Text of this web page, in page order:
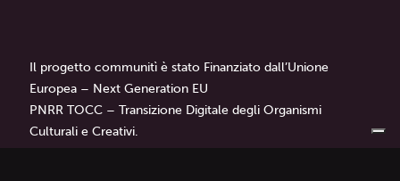
Il progetto communitì è stato Finanziato dall’Unione
Europea – Next Generation EU
PNRR TOCC – Transizione Digitale degli Organismi
Culturali e Creativi.